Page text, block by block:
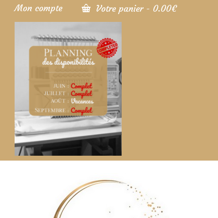
Mon compte Votre panier - 0.00€